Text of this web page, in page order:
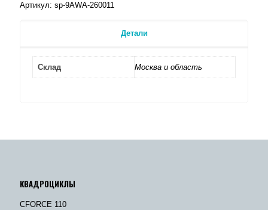
Артикул: sp-9AWA-260011
Детали
Склад Москва и область
КВАДРОЦИКЛЫ
CFORCE 110